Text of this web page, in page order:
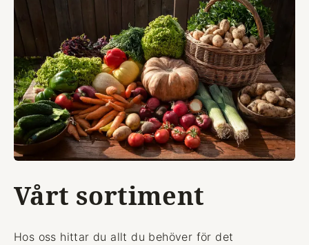
Vårt sortiment
Hos oss hittar du allt du behöver för det